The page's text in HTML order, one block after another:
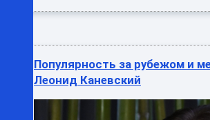
Популярность за рубежом и
Леонид Каневский